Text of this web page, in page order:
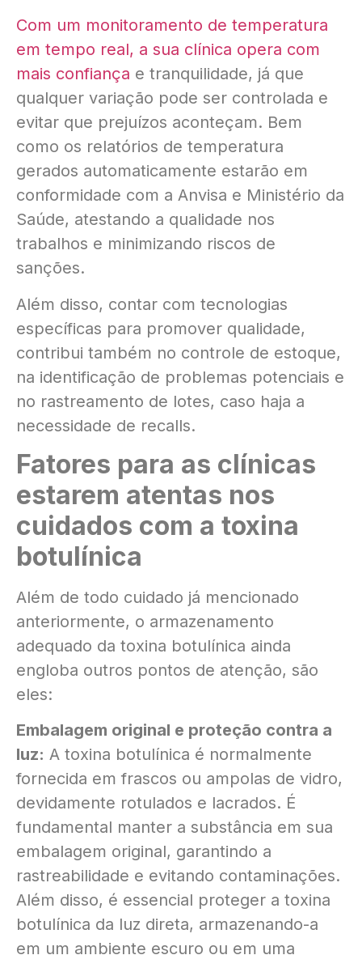
Com um monitoramento de temperatura
em tempo real, a sua clínica opera com
mais confiança e tranquilidade, já que
qualquer variação pode ser controlada e
evitar que prejuízos aconteçam. Bem
como os relatórios de temperatura
gerados automaticamente estarão em
conformidade com a Anvisa e Ministério da
Saúde, atestando a qualidade nos
trabalhos e minimizando riscos de
sanções.
Além disso, contar com tecnologias
específicas para promover qualidade,
contribui também no controle de estoque,
na identificação de problemas potenciais e
no rastreamento de lotes, caso haja a
necessidade de recalls.
Fatores para as clínicas
estarem atentas nos
cuidados com a toxina
botulínica
Além de todo cuidado já mencionado
anteriormente, o armazenamento
adequado da toxina botulínica ainda
engloba outros pontos de atenção, são
eles:
Embalagem original e proteção contra a
luz: A toxina botulínica é normalmente
fornecida em frascos ou ampolas de vidro,
devidamente rotulados e lacrados. É
fundamental manter a substância em sua
embalagem original, garantindo a
rastreabilidade e evitando contaminações.
Além disso, é essencial proteger a toxina
botulínica da luz direta, armazenando-a
em um ambiente escuro ou em uma